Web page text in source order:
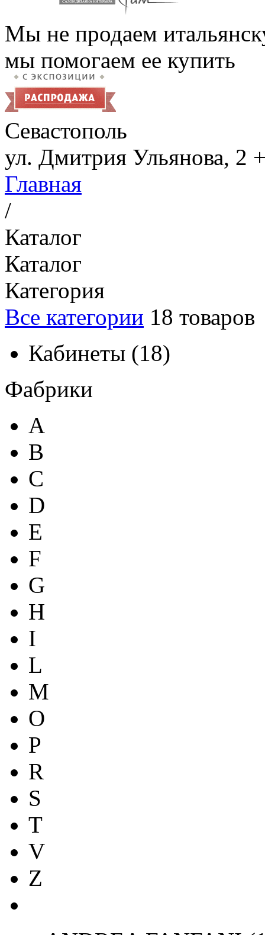
Мы не продаем
мы помогаем ее купить
Севастополь
ул. Дмитрия Ульянова, 2
Главная
/
Каталог
Каталог
Категория
Все категории 18 товаров
Кабинеты (18)
Фабрики
A
B
C
D
E
F
G
H
I
L
M
O
P
R
S
T
V
Z